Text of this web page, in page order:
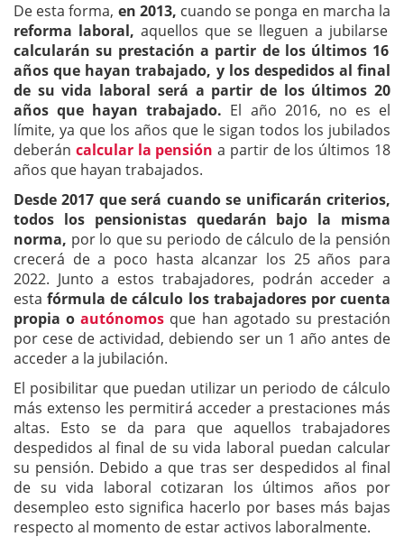
De esta forma, en 2013, cuando se ponga en marcha la
reforma laboral, aquellos que se lleguen a jubilarse
calcularán su prestación a partir de los últimos 16
años que hayan trabajado, y los despedidos al final
de su vida laboral será a partir de los últimos 20
años que hayan trabajado. El año 2016, no es el
límite, ya que los años que le sigan todos los jubilados
deberán calcular la pensión a partir de los últimos 18
años que hayan trabajados.
Desde 2017 que será cuando se unificarán criterios,
todos los pensionistas quedarán bajo la misma
norma, por lo que su periodo de cálculo de la pensión
crecerá de a poco hasta alcanzar los 25 años para
2022. Junto a estos trabajadores, podrán acceder a
estafórmula de cálculo los trabajadores por cuenta
propia oautónomos que han agotado su prestación
por cese de actividad, debiendo ser un 1 año antes de
acceder a la jubilación.
El posibilitar que puedan utilizar un periodo de cálculo
más extenso les permitirá acceder a prestaciones más
altas. Esto se da para que aquellos trabajadores
despedidos al final de su vida laboral puedan calcular
su pensión. Debido a que tras ser despedidos al final
de su vida laboral cotizaran los últimos años por
desempleo esto significa hacerlo por bases más bajas
respecto al momento de estar activos laboralmente.